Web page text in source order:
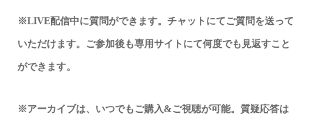
※LIVE配信中に質問ができます。チャットにてご質問を送って
いただけます。ご参加後も専用サイトにて何度でも見返すこと
ができます。
※アーカイブは、いつでもご購入&ご視聴が可能。質疑応答は